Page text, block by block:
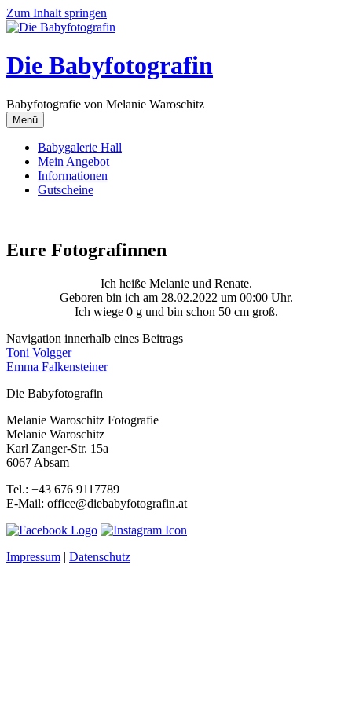
Zum Inhalt springen
Die Babyfotografin
Babyfotografie von Melanie Waroschitz
Menü
Babygalerie Hall
Mein Angebot
Informationen
Gutscheine
Eure Fotografinnen
Ich heiße Melanie und Renate.
Geboren bin ich am 28.02.2022 um 00:00 Uhr.
Ich wiege 0 g und bin schon 50 cm groß.
Navigation innerhalb eines Beitrags
Toni Volgger
Emma Falkensteiner
Die Babyfotografin
Melanie Waroschitz Fotografie
Melanie Waroschitz
Karl Zanger-Str. 15a
6067 Absam
Tel.: +43 676 9117789
E-Mail: office@diebabyfotografin.at
Impressum | Datenschutz